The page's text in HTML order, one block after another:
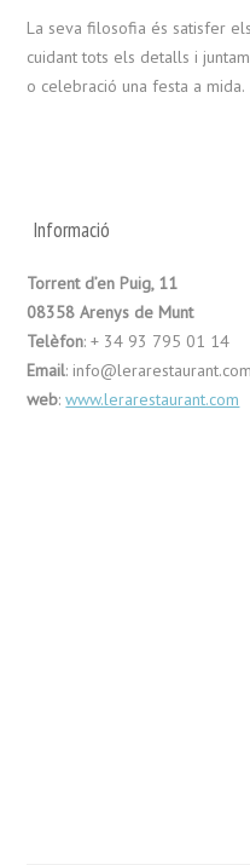
La seva filosofia és satisfer
cuidant tots els detalls i
o celebració una festa a mida.
Informació
Torrent d’en Puig, 11
08358 Arenys de Munt
Telèfon: + 34 93 795 01 14
Email: info@lerarestaurant.com
web:www.lerarestaurant.com